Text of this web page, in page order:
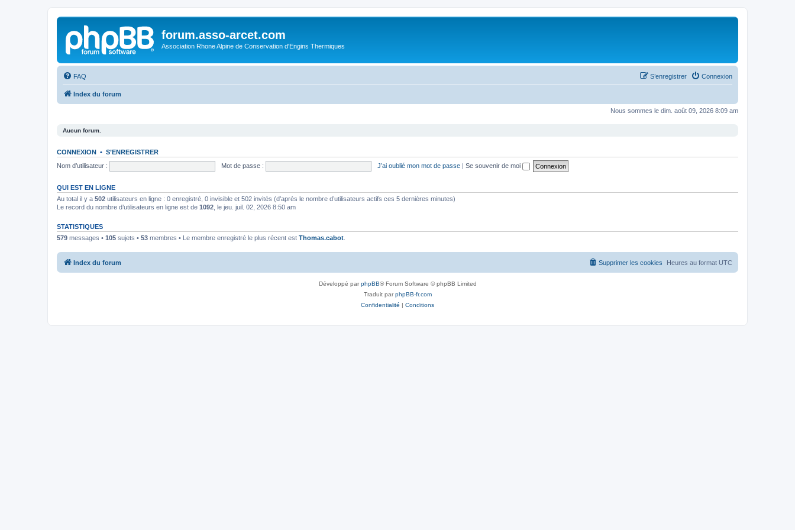
forum.asso-arcet.com
Association Rhone Alpine de Conservation d'Engins Thermiques
FAQ Connexion
S’enregistrer
Index du forum
Nous sommes le dim. août 09, 2026 8:09 am
Aucun forum.
CONNEXION • S’ENREGISTRER
Nom d’utilisateur :
Mot de passe : J’ai oublié mon mot de passe | Se souvenir de moi
QUI EST EN LIGNE
Au total il y a 502 utilisateurs en ligne : 0 enregistré, 0 invisible et 502 invités (d’après le nombre d’utilisateurs actifs ces 5 dernières minutes)
Le record du nombre d’utilisateurs en ligne est de 1092 , le jeu. juil. 02, 2026 8:50 am
STATISTIQUES
579 messages • 105 sujets • 53 membres • Le membre enregistré le plus récent est Thomas.cabot
Index du forum Heures au format UTC
Supprimer les cookies
Développé parphpBB® Forum Software © phpBB Limited
Traduit parphpBB-fr.com
Confidentialité | Conditions